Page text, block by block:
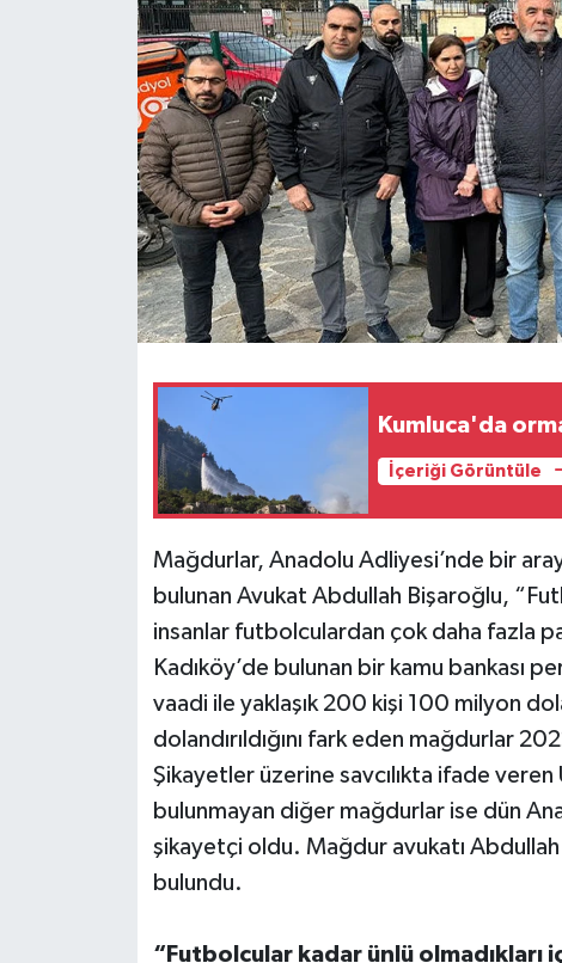
Kumluca'da
İçeriği Görüntüle
Mağdurlar, Anadolu Adliyesi’nde bir
bulunan Avukat Abdullah Bişaroğlu,
insanlar futbolculardan çok daha fazla
Kadıköy’de bulunan bir kamu bankası
vaadi ile yaklaşık 200 kişi 100 milyon
dolandırıldığını fark eden mağdurlar
Şikayetler üzerine savcılıkta ifade
bulunmayan diğer mağdurlar ise dün
şikayetçi oldu. Mağdur avukatı
bulundu.
“Futbolcular kadar ünlü olmadıkları
Haberler
KANALV Spor
Kültür Sanat
Magazin
Öğle Bülteni
Sosyal medya
Teknoloji